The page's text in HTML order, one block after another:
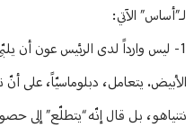
لـ”أساس” الآتي:
1- ليس وارداً لدى الرئيس عون أن
الأبيض. يتعامل، دبلوماسيّاً، على
نتنياهو، بل قال إنّه “يتطلّع” إلى